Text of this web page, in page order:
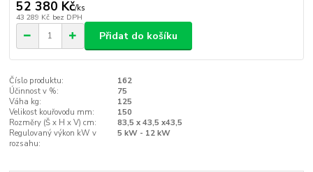
52 380 Kč/ks
43 289 Kč bez DPH
Přidat do košíku
Číslo produktu:
162
Účinnost v %:
75
Váha kg:
125
Velikost kouřovodu mm:
150
Rozměry (Š x H x V) cm:
83,5 x 43,5 x43,5
Regulovaný výkon kW v
rozsahu:
5 kW - 12 kW